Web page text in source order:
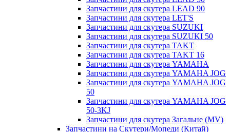
Запчастини для скутера LEAD 90
Запчастини для скутера LET'S
Запчастини для скутера SUZUKI
Запчастини для скутера SUZUKI 50
Запчастини для скутера TAKT
Запчастини для скутера TAKT 16
Запчастини для скутера YAMAHA
Запчастини для скутера YAMAHA JOG
Запчастини для скутера YAMAHA JOG
50
Запчастини для скутера YAMAHA JOG
50-3KJ
Запчастини для скутера Загальне (MV)
Запчастини на Скутери/Мопеди (Китай)